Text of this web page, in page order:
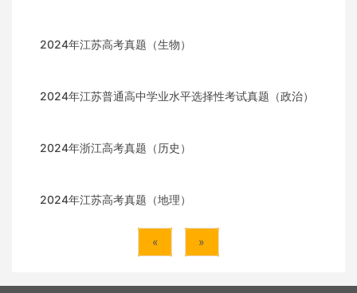
2024年江苏高考真题（生物）
2024年江苏普通高中学业水平选择性考试真题（政治）
2024年浙江高考真题（历史）
2024年江苏高考真题（地理）
« »